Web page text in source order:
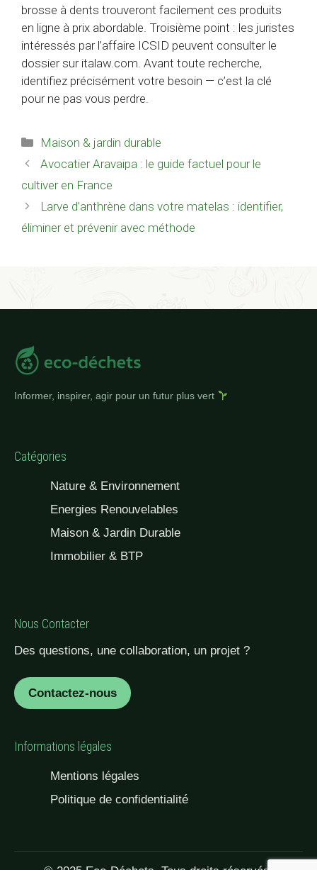
brosse à dents trouveront facilement ces produits
en ligne à prix abordable. Troisième point : les juristes
intéressés par l’affaire ICSID peuvent consulter le
dossier sur italaw.com. Avant toute recherche,
identifiez précisément votre besoin — c’est la clé
pour ne pas vous perdre.
Catégories
Maison & jardin durable
Avocatier Aravaipa : le guide factuel pour le
cultiver en France
Larve d’anthrène dans votre matelas : identifier,
éliminer et prévenir avec méthode
Informer, inspirer, agir pour un futur plus vert
Catégories
Nature & Environnement
Energies Renouvelables
Maison & Jardin Durable
Immobilier & BTP
Nous Contacter
Des questions, une collaboration, un projet ?
Contactez-nous
Informations légales
Mentions légales
Politique de confidentialité